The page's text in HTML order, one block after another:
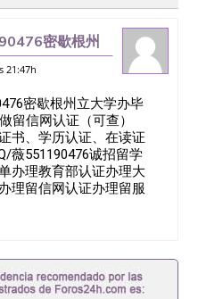
密歇根州
凭证书，做留
21:47h
密歇根州立大学办毕
留信网认证（可查）
书、学历认证、在读证
薇551190476诚招留学
办理教育部认证办理大
理留信网认证办理留服
文凭办理英国文凭办理
明+教育部认证,录取通
必备证明材料，给父母
2、雅思、托福，